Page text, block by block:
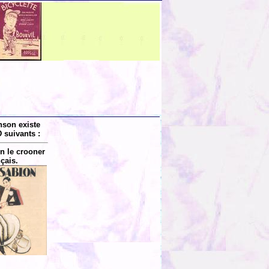
existe
suivants :
le crooner